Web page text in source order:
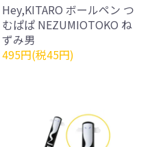
Hey,KITARO ボールペン つ
むぱぱ NEZUMIOTOKO ね
ずみ男
495円(税45円)